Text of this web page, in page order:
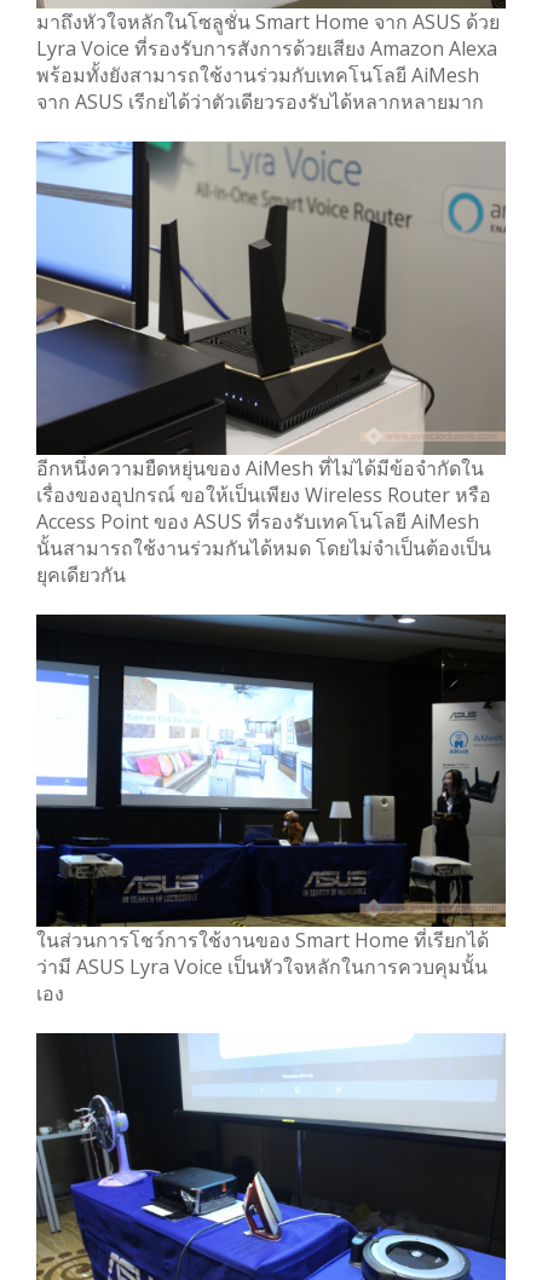
มาถึงหัวใจหลักในโซลูชั่น Smart Home จาก ASUS ด้วย
Lyra Voice ที่รองรับการสังการด้วยเสียง Amazon Alexa
พร้อมทั้งยังสามารถใช้งานร่วมกับเทคโนโลยี AiMesh
จาก ASUS เรีกยได้ว่าตัวเดียวรองรับได้หลากหลายมาก
อีกหนึ่งความยืดหยุ่นของ AiMesh ที่ไม่ได้มีข้อจำกัดใน
เรื่องของอุปกรณ์ ขอให้เป็นเพียง Wireless Router หรือ
Access Point ของ ASUS ที่รองรับเทคโนโลยี AiMesh
นั้นสามารถใช้งานร่วมกันได้หมด โดยไม่จำเป็นต้องเป็น
ยุคเดียวกัน
ในส่วนการโชว์การใช้งานของ Smart Home ที่เรียกได้
ว่ามี ASUS Lyra Voice เป็นหัวใจหลักในการควบคุมนั้น
เอง